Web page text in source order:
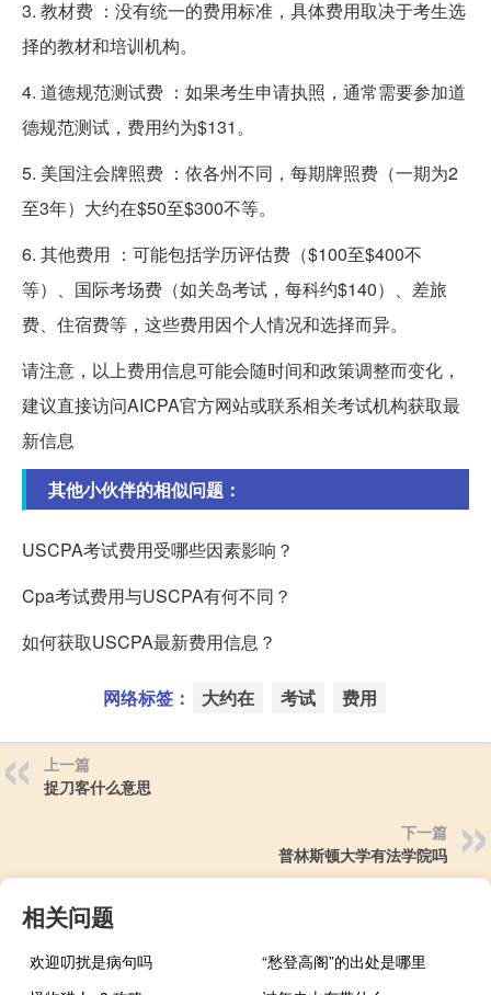
3. 教材费 ：没有统一的费用标准，具体费用取决于考生选
择的教材和培训机构。
4. 道德规范测试费 ：如果考生申请执照，通常需要参加道
德规范测试，费用约为$131。
5. 美国注会牌照费 ：依各州不同，每期牌照费（一期为2
至3年）大约在$50至$300不等。
6. 其他费用 ：可能包括学历评估费（$100至$400不
等）、国际考场费（如关岛考试，每科约$140）、差旅
费、住宿费等，这些费用因个人情况和选择而异。
请注意，以上费用信息可能会随时间和政策调整而变化，
建议直接访问AICPA官方网站或联系相关考试机构获取最
新信息
其他小伙伴的相似问题：
USCPA考试费用受哪些因素影响？
Cpa考试费用与USCPA有何不同？
如何获取USCPA最新费用信息？
网络标签： 大约在 考试 费用
上一篇
捉刀客什么意思
下一篇
普林斯顿大学有法学院吗
相关问题
欢迎叨扰是病句吗
“愁登高阁”的出处是哪里